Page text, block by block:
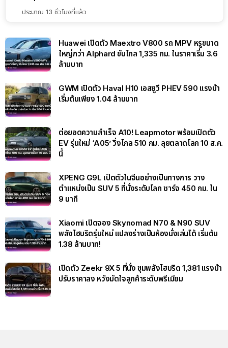
ประมาณ 13 ชั่วโมงที่แล้ว
Huawei เปิดตัว Maextro V800 รถ MPV หรูขนาด
ใหญ่กว่า Alphard ขับไกล 1,335 กม. ในราคาเริ่ม 3.6
ล้านบาท
GWM เปิดตัว Haval H10 เอสยูวี PHEV 590 แรงม้า
เริ่มต้นเพียง 1.04 ล้านบาท
ต่อยอดความสำเร็จ A10! Leapmotor พร้อมเปิดตัว
EV รุ่นใหม่ ‘A05’ วิ่งไกล 510 กม. ลุยตลาดโลก 10 ส.ค.
นี้
XPENG G9L เปิดตัวในจีนอย่างเป็นทางการ วาง
ตำแหน่งเป็น SUV 5 ที่นั่งระดับโลก ชาร์จ 450 กม. ใน
9 นาที
Xiaomi เปิดจอง Skynomad N70 & N90 SUV
พลังไฮบริดรุ่นใหม่ แปลงร่างเป็นห้องนั่งเล่นได้ เริ่มต้น
1.38 ล้านบาท!
เปิดตัว Zeekr 9X 5 ที่นั่ง ขุมพลังไฮบริด 1,381 แรงม้า
ปรับราคาลง หวังมัดใจลูกค้าระดับพรีเมียม